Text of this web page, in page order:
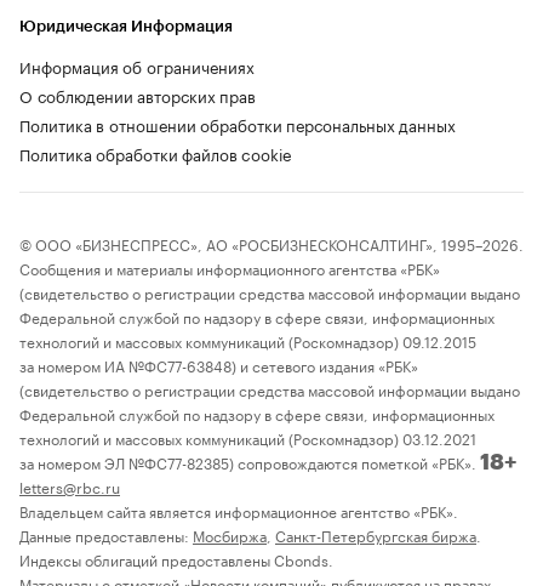
Юридическая Информация
Информация об ограничениях
О соблюдении авторских прав
Политика в отношении обработки персональных данных
Политика обработки файлов cookie
© ООО «БИЗНЕСПРЕСС», АО «РОСБИЗНЕСКОНСАЛТИНГ», 1995–2026.
Сообщения и материалы информационного агентства «РБК»
(свидетельство о регистрации средства массовой информации выдано
Федеральной службой по надзору в сфере связи, информационных
технологий и массовых коммуникаций (Роскомнадзор) 09.12.2015
за номером ИА №ФС77-63848) и сетевого издания «РБК»
(свидетельство о регистрации средства массовой информации выдано
Федеральной службой по надзору в сфере связи, информационных
технологий и массовых коммуникаций (Роскомнадзор) 03.12.2021
за номером ЭЛ №ФС77-82385) сопровождаются пометкой «РБК». 18+
letters@rbc.ru
Владельцем сайта является информационное агентство «РБК».
Данные предоставлены: Мосбиржа Санкт-Петербургская биржа
Индексы облигаций предоставлены Cbonds.